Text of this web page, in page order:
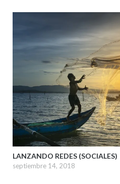
LANZANDO REDES (SOCIALES)
septiembre 14, 2018